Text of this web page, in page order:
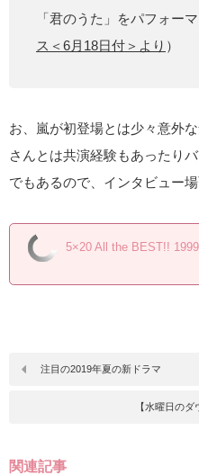
「君のうた」をパフォー
ス＜6月18日付＞より ）
お、嵐が初登場とは少々意外
さんとは共演経験もあったり
でもあるので、インタビュー
5×20 All the BEST!!
注目の2019年夏の新ドラマ
【水曜日の
関連記事